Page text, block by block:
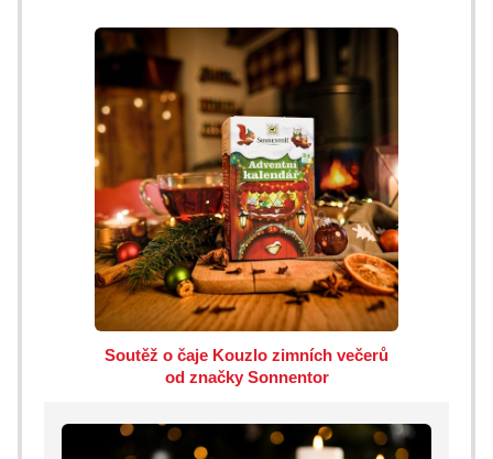
Soutěž o čaje Kouzlo zimních večerů
od značky Sonnentor